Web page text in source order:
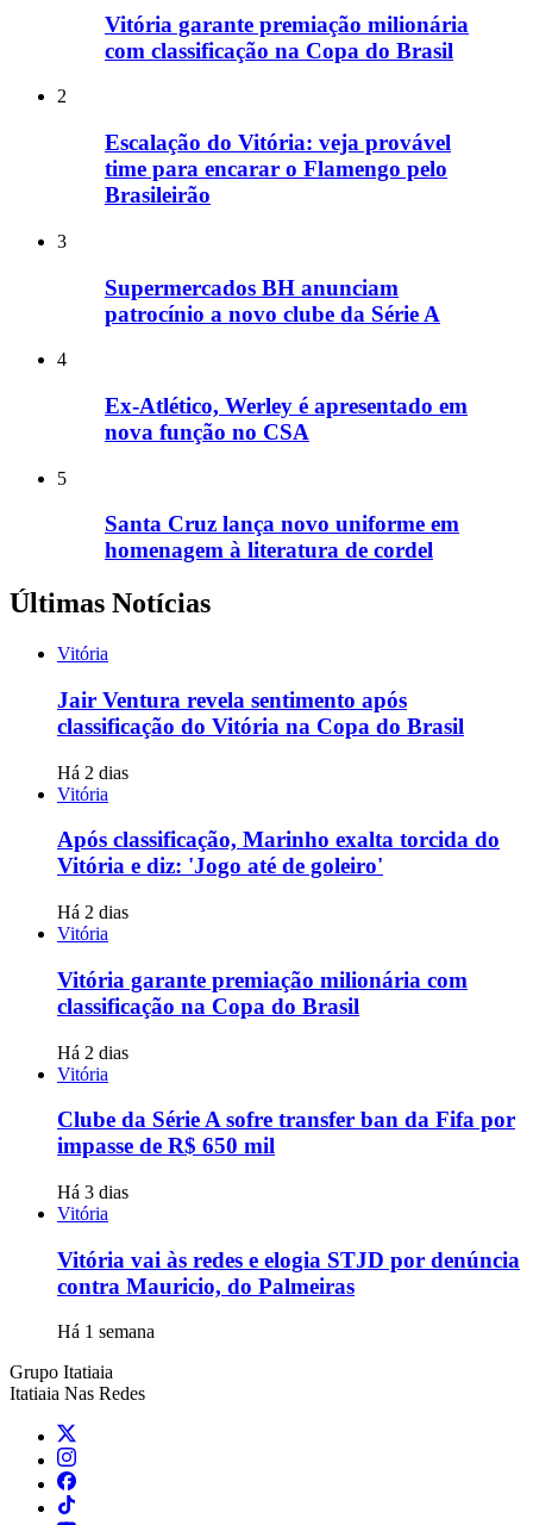
Vitória garante premiação milionária
com classificação na Copa do Brasil
2
Escalação do Vitória: veja provável
time para encarar o Flamengo pelo
Brasileirão
3
Supermercados BH anunciam
patrocínio a novo clube da Série A
4
Ex-Atlético, Werley é apresentado em
nova função no CSA
5
Santa Cruz lança novo uniforme em
homenagem à literatura de cordel
Últimas Notícias
Vitória
Jair Ventura revela sentimento após
classificação do Vitória na Copa do Brasil
Há 2 dias
Vitória
Após classificação, Marinho exalta torcida do
Vitória e diz: 'Jogo até de goleiro'
Há 2 dias
Vitória
Vitória garante premiação milionária com
classificação na Copa do Brasil
Há 2 dias
Vitória
Clube da Série A sofre transfer ban da Fifa por
impasse de R$ 650 mil
Há 3 dias
Vitória
Vitória vai às redes e elogia STJD por denúncia
contra Mauricio, do Palmeiras
Há 1 semana
Grupo Itatiaia
Itatiaia Nas Redes